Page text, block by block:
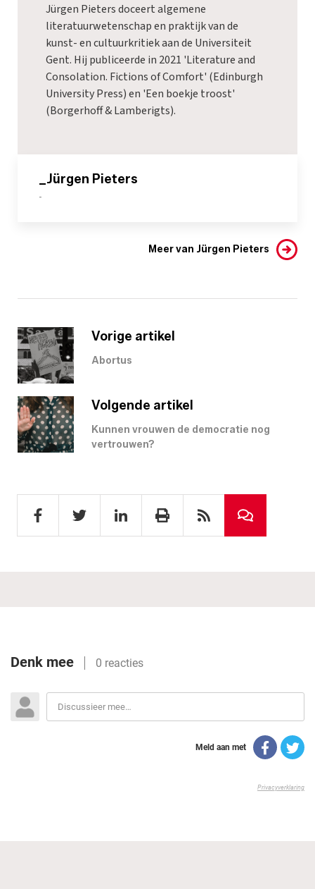
Jürgen Pieters doceert algemene
literatuurwetenschap en praktijk van de
kunst- en cultuurkritiek aan de Universiteit
Gent. Hij publiceerde in 2021 'Literature and
Consolation. Fictions of Comfort' (Edinburgh
University Press) en 'Een boekje troost'
(Borgerhoff & Lamberigts).
_Jürgen Pieters
-
Meer van Jürgen Pieters
Vorige artikel
Abortus
Volgende artikel
Kunnen vrouwen de democratie nog
vertrouwen?